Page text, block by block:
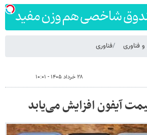
فناوری فناوری
۲۸ خرداد ۱۴۰۵ - ۱۰:۰۱
آیفون افزایش می‌یابد